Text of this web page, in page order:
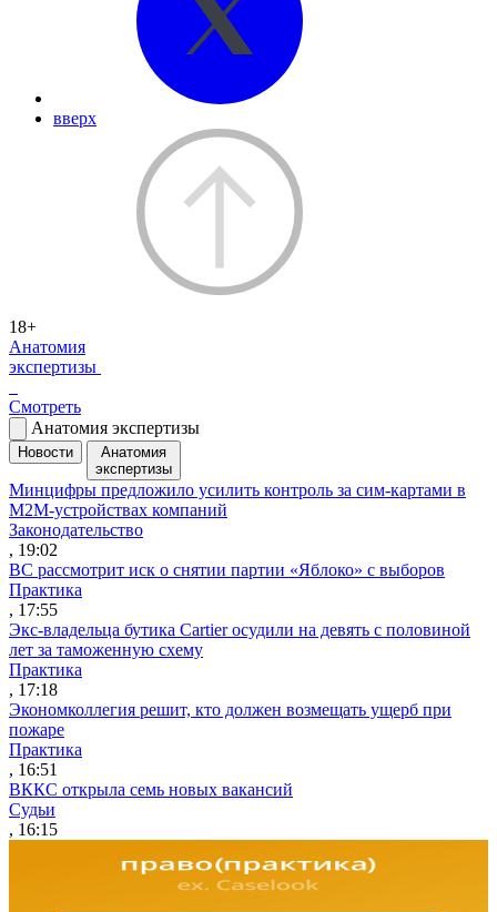
вверх
18+
Анатомия
экспертизы
Смотреть
Анатомия экспертизы
Новости
Анатомия
экспертизы
Минцифры предложило усилить контроль за сим-картами в
M2M-устройствах компаний
Законодательство
, 19:02
ВС рассмотрит иск о снятии партии «Яблоко» с выборов
Практика
, 17:55
Экс-владельца бутика Cartier осудили на девять с половиной
лет за таможенную схему
Практика
, 17:18
Экономколлегия решит, кто должен возмещать ущерб при
пожаре
Практика
, 16:51
ВККС открыла семь новых вакансий
Судьи
, 16:15